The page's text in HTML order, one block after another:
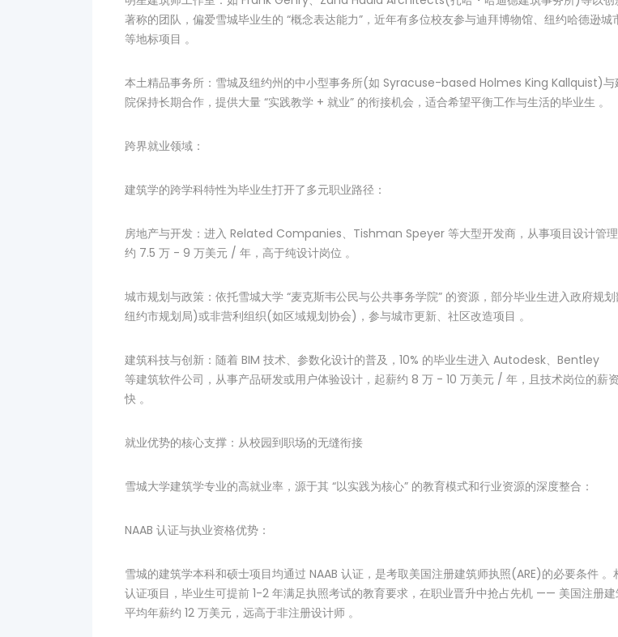
著称的团队，偏爱雪城毕业生的 “概念表达能力”，近年有多位校友参与迪拜博物馆、纽约哈德逊城
等地标项目 。
本土精品事务所：雪城及纽约州的中小型事务所(如 Syracuse-based Holmes King Kallquist)与
院保持长期合作，提供大量 “实践教学 + 就业” 的衔接机会，适合希望平衡工作与生活的毕业生 。
跨界就业领域：
建筑学的跨学科特性为毕业生打开了多元职业路径：
房地产与开发：进入 Related Companies、Tishman Speyer 等大型开发商，从事项目设计管
约 7.5 万 - 9 万美元 / 年，高于纯设计岗位 。
城市规划与政策：依托雪城大学 “麦克斯韦公民与公共事务学院” 的资源，部分毕业生进入政府规
纽约市规划局)或非营利组织(如区域规划协会)，参与城市更新、社区改造项目 。
建筑科技与创新：随着 BIM 技术、参数化设计的普及，10% 的毕业生进入 Autodesk、Bentley
等建筑软件公司，从事产品研发或用户体验设计，起薪约 8 万 - 10 万美元 / 年，且技术岗位的薪
快 。
就业优势的核心支撑：从校园到职场的无缝衔接
雪城大学建筑学专业的高就业率，源于其 “以实践为核心” 的教育模式和行业资源的深度整合：
NAAB 认证与执业资格优势：
雪城的建筑学本科和硕士项目均通过 NAAB 认证，是考取美国注册建筑师执照(ARE)的必要条件 。
认证项目，毕业生可提前 1-2 年满足执照考试的教育要求，在职业晋升中抢占先机 —— 美国注册建
平均年薪约 12 万美元，远高于非注册设计师 。